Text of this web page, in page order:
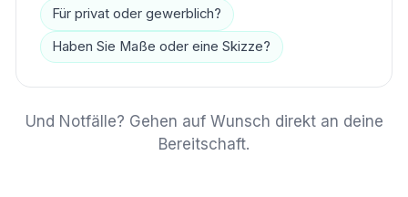
Für privat oder gewerblich?
Haben Sie Maße oder eine Skizze?
Und Notfälle? Gehen auf Wunsch direkt an deine
Bereitschaft.